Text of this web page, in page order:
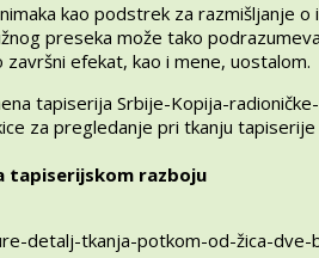
kao podstrek za razmišljanje
preseka može tako
efekat, kao i mene, uostalom.
za pregledanje pri tkanju tapiserije
tapiserijskom razboju